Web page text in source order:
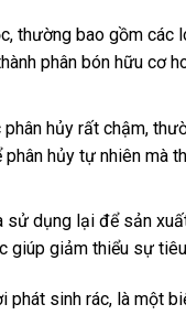
thường bao gồm
phân bón hữu
hủy rất chậm,
hủy tự nhiên
dụng lại để sản
giúp giảm thiểu sự
sinh rác, là một